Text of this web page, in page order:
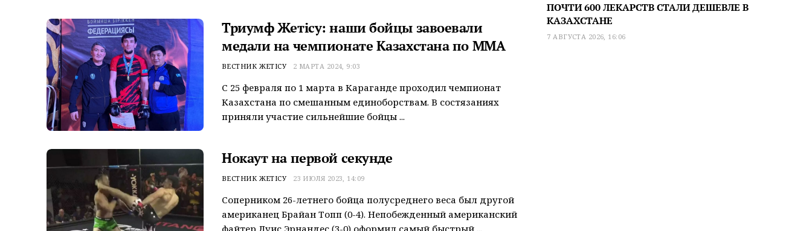
Триумф Жетiсу: наши бойцы завоевали
медали на чемпионате Казахстана по MMA
ВЕСТНИК ЖЕТІСУ 2 МАРТА 2024, 9:03
С 25 февраля по 1 марта в Караганде проходил чемпионат
Казахстана по смешанным единоборствам. В состязаниях
приняли участие сильнейшие бойцы ...
Нокаут на первой секунде
ВЕСТНИК ЖЕТІСУ 23 ИЮЛЯ 2023, 14:09
Соперником 26-летнего бойца полусреднего веса был другой
американец Брайан Топп (0-4). Непобежденный американский
файтер Луис Эрнандес (3-0) оформил самый быстрый ...
ПОЧТИ 600 ЛЕКАРСТВ СТАЛИ ДЕШЕВЛЕ В
КАЗАХСТАНЕ
7 АВГУСТА 2026, 16:06